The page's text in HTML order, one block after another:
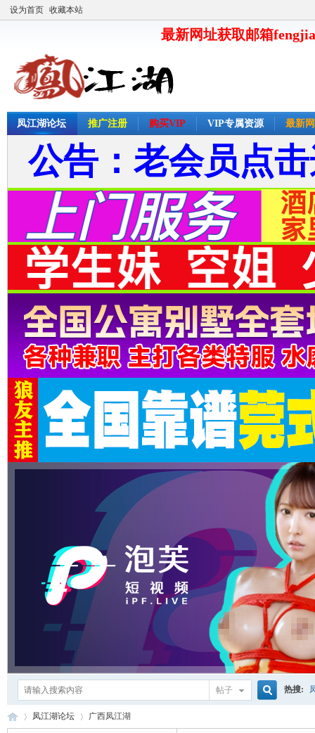
设为首页 收藏本站
最新网址获取邮箱
凤江湖论坛 推广注册 购买VIP VIP专属资源 最新
公告：老会员点
帖子 热搜:
凤江湖论坛 广西凤江湖